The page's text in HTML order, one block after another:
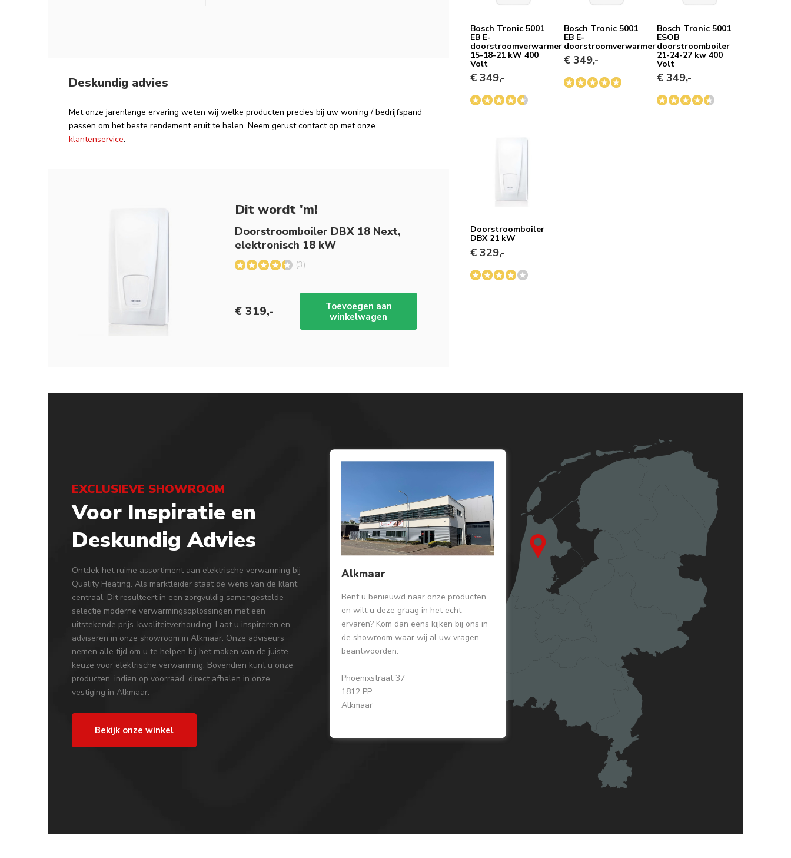
Deskundig advies
Met onze jarenlange ervaring weten wij welke producten precies bij uw woning / bedrijfspand
passen om het beste rendement eruit te halen. Neem gerust contact op met onze
klantenservice.
Dit wordt 'm!
Doorstroomboiler DBX 18 Next,
elektronisch 18 kW
(3)
€ 319,-
Toevoegen aan
winkelwagen
Bosch Tronic 5001
EB E-
doorstroomverwarmer
15-18-21 kW 400
Volt
€ 349,-
Bosch Tronic 5001
EB E-
doorstroomverwarmer
€ 349,-
Bosch Tronic 5001
ESOB
doorstroomboiler
21-24-27 kw 400
Volt
€ 349,-
Doorstroomboiler
DBX 21 kW
€ 329,-
EXCLUSIEVE SHOWROOM
Voor Inspiratie en
Deskundig Advies
Ontdek het ruime assortiment aan elektrische verwarming bij
Quality Heating. Als marktleider staat de wens van de klant
centraal. Dit resulteert in een zorgvuldig samengestelde
selectie moderne verwarmingsoplossingen met een
uitstekende prijs-kwaliteitverhouding. Laat u inspireren en
adviseren in onze showroom in Alkmaar. Onze adviseurs
nemen alle tijd om u te helpen bij het maken van de juiste
keuze voor elektrische verwarming. Bovendien kunt u onze
producten, indien op voorraad, direct afhalen in onze
vestiging in Alkmaar.
Bekijk onze winkel
Alkmaar
Bent u benieuwd naar onze producten
en wilt u deze graag in het echt
ervaren? Kom dan eens kijken bij ons in
de showroom waar wij al uw vragen
beantwoorden.
Phoenixstraat 37
1812 PP
Alkmaar